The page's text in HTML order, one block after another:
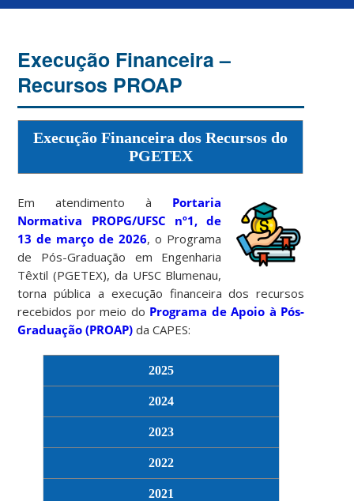
Execução Financeira –
Recursos PROAP
Execução Financeira dos Recursos do
PGETEX
Em atendimento à Portaria
Normativa PROPG/UFSC nº1, de
13 de março de 2026, o Programa
de Pós-Graduação em Engenharia
Têxtil (PGETEX), da UFSC Blumenau,
torna pública a execução financeira dos recursos
recebidos por meio do Programa de Apoio à Pós-
Graduação (PROAP) da CAPES:
2025
2024
2023
2022
2021